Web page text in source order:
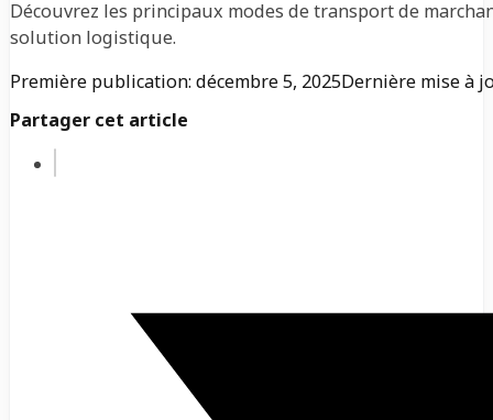
Découvrez les principaux modes de transport de
solution logistique.
Première publication: décembre 5, 2025Dernière mise à
Partager cet article